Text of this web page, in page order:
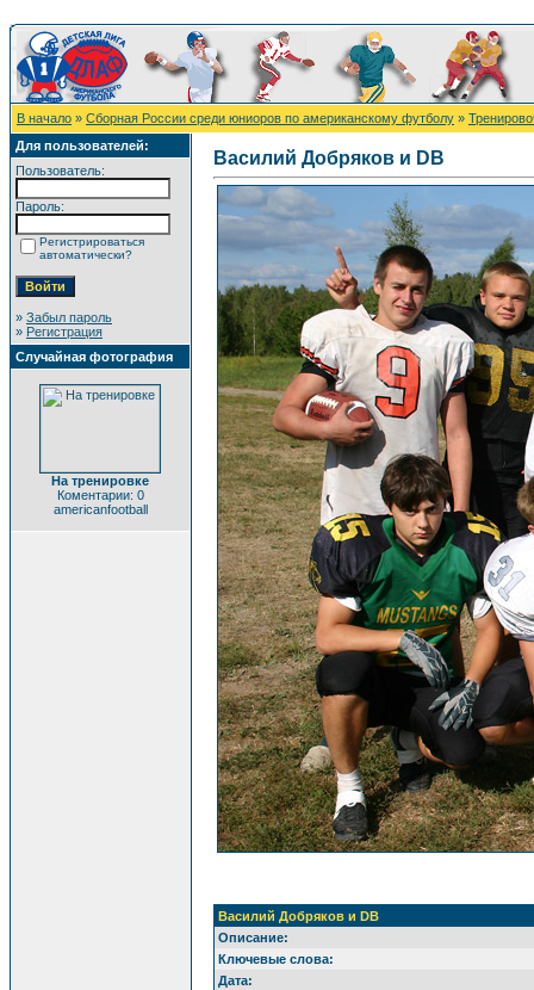
В начало » Сборная России среди юниоров по американскому футболу »
Для пользователей:
Пользователь:
Пароль:
Регистрироваться
автоматически?
» Забыл пароль
» Регистрация
Случайная фотография
На тренировке
Коментарии: 0
americanfootball
Василий Добряков и DB
Василий Добряков и DB
Описание:
Ключевые слова:
Дата: